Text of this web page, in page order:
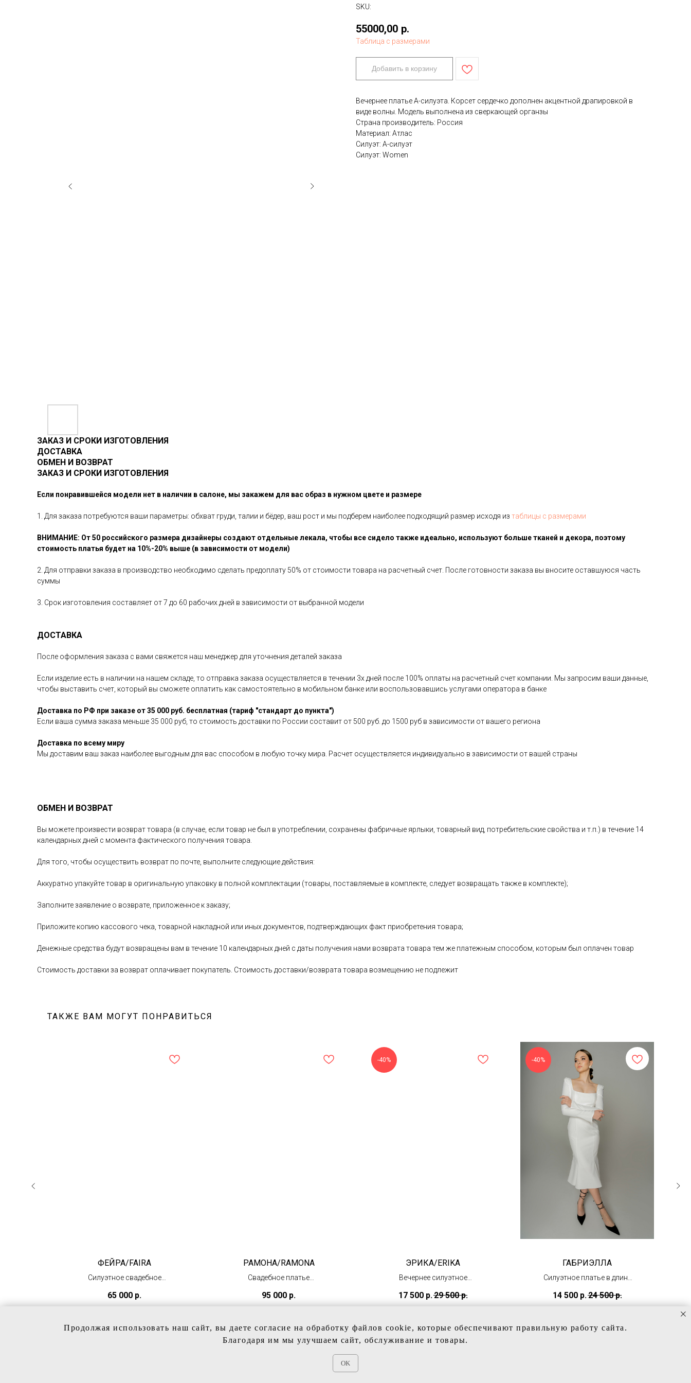
SKU:
55000,00 р.
Таблица с размерами
Добавить в корзину
Вечернее платье А-силуэта. Корсет сердечко дополнен акцентной драпировкой в
виде волны. Модель выполнена из сверкающей органзы
Страна производитель: Россия
Материал: Атлас
Силуэт: А-силуэт
Силуэт: Women
ЗАКАЗ И СРОКИ ИЗГОТОВЛЕНИЯ
ДОСТАВКА
ОБМЕН И ВОЗВРАТ
ЗАКАЗ И СРОКИ ИЗГОТОВЛЕНИЯ
Если понравившейся модели нет в наличии в салоне, мы закажем для вас образ в нужном цвете и размере
1. Для заказа потребуются ваши параметры: обхват груди, талии и бёдер, ваш рост и мы подберем наиболее подходящий размер исходя из таблицы с размерами
ВНИМАНИЕ: От 50 российского размера дизайнеры создают отдельные лекала, чтобы все сидело также идеально, используют больше тканей и декора, поэтому
стоимость платья будет на 10%-20% выше (в зависимости от модели)
2. Для отправки заказа в производство необходимо сделать предоплату 50% от стоимости товара на расчетный счет. После готовности заказа вы вносите оставшуюся часть
суммы
3. Срок изготовления составляет от 7 до 60 рабочих дней в зависимости от выбранной модели
ДОСТАВКА
После оформления заказа с вами свяжется наш менеджер для уточнения деталей заказа
Если изделие есть в наличии на нашем складе, то отправка заказа осуществляется в течении 3х дней после 100% оплаты на расчетный счет компании. Мы запросим ваши данные,
чтобы выставить счет, который вы сможете оплатить как самостоятельно в мобильном банке или воспользовавшись услугами оператора в банке
Доставка по РФ при заказе от 35 000 руб. бесплатная (тариф "стандарт до пункта")
Если ваша сумма заказа меньше 35 000 руб, то стоимость доставки по России составит от 500 руб. до 1500 руб в зависимости от вашего региона
Доставка по всему миру
Мы доставим ваш заказ наиболее выгодным для вас способом в любую точку мира. Расчет осуществляется индивидуально в зависимости от вашей страны
ОБМЕН И ВОЗВРАТ
Вы можете произвести возврат товара (в случае, если товар не был в употреблении, сохранены фабричные ярлыки, товарный вид, потребительские свойства и т.п.) в течение 14
календарных дней с момента фактического получения товара.
Для того, чтобы осуществить возврат по почте, выполните следующие действия:
Аккуратно упакуйте товар в оригинальную упаковку в полной комплектации (товары, поставляемые в комплекте, следует возвращать также в комплекте);
Заполните заявление о возврате, приложенное к заказу;
Приложите копию кассового чека, товарной накладной или иных документов, подтверждающих факт приобретения товара;
Денежные средства будут возвращены вам в течение 10 календарных дней с даты получения нами возврата товара тем же платежным способом, которым был оплачен товар
Стоимость доставки за возврат оплачивает покупатель. Стоимость доставки/возврата товара возмещению не подлежит
ТАКЖЕ ВАМ МОГУТ ПОНРАВИТЬСЯ
ФЕЙРА/FAIRA
Силуэтное свадебное
(в наличии)
65 000 р.
РАМОНА/RAMONA
Свадебное платье
(под заказ)
95 000 р.
-40%
ЭРИКА/ERIKA
Вечернее силуэтное
(в наличии в Тц
17 500 р.29 500 р.
-40%
ГАБРИЭЛЛА
Силуэтное платье в длине
(в салоне в Тц
14 500 р.24 500 р.
Продолжая использовать наш сайт, вы даете согласие на обработку файлов cookie, которые обеспечивают правильную работу сайта.
Благодаря им мы улучшаем сайт, обслуживание и товары.
OK